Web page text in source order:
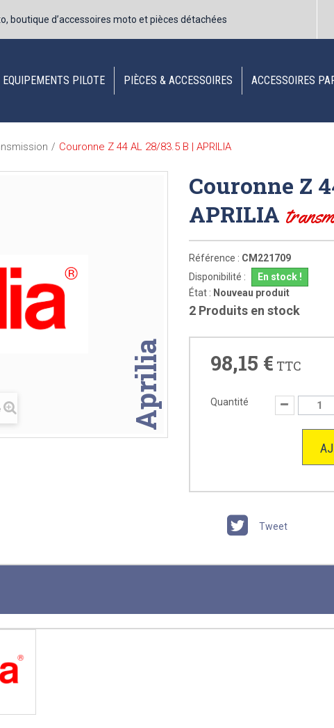
boutique d’accessoires moto et pièces détachées
EQUIPEMENTS PILOTE PIÈCES & ACCESSOIRES ACCESSOIRES
/ Couronne Z 44 AL 28/83.5 B | APRILIA
Aprilia
Couronne Z
APRILIA
Référence : CM221709
Disponibilité :
En stock !
État : Nouveau produit
2 Produits en stock
98,15 € TTC
Quantité
Tweet